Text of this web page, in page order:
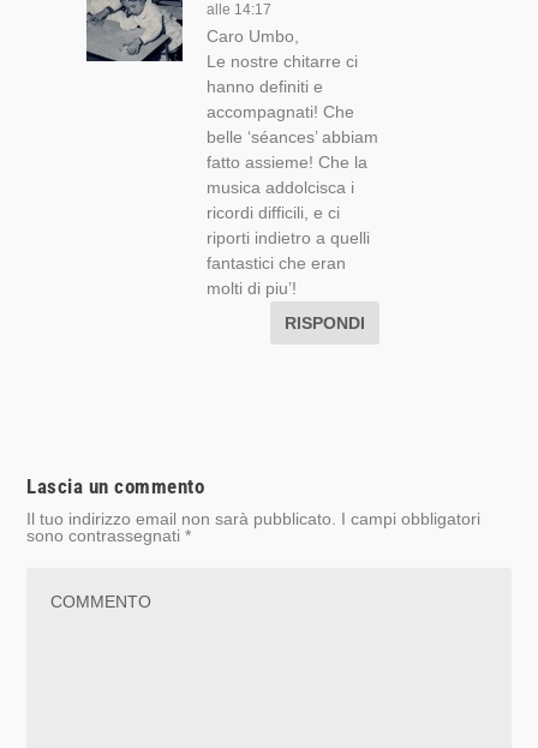
alle 14:17
Caro Umbo,
Le nostre chitarre ci
hanno definiti e
accompagnati! Che
belle ‘séances’ abbiam
fatto assieme! Che la
musica addolcisca i
ricordi difficili, e ci
riporti indietro a quelli
fantastici che eran
molti di piu’!
RISPONDI
Lascia un commento
Il tuo indirizzo email non sarà pubblicato.
I campi obbligatori
sono contrassegnati*